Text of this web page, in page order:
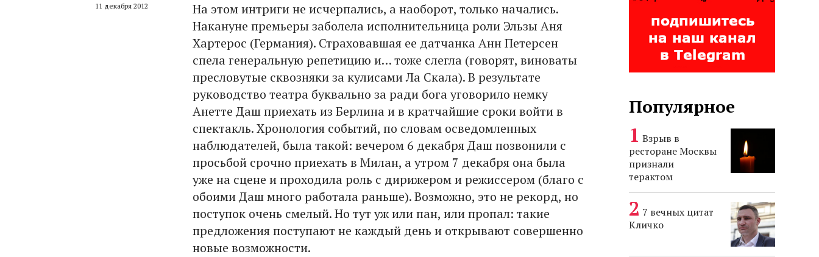
11 декабря 2012
На этом интриги не исчерпались, а наоборот, только начались.
Накануне премьеры заболела исполнительница роли Эльзы Аня
Хартерос (Германия). Страховавшая ее датчанка Анн Петерсен
спела генеральную репетицию и… тоже слегла (говорят, виноваты
пресловутые сквозняки за кулисами Ла Скала). В результате
руководство театра буквально за ради бога уговорило немку
Анетте Даш приехать из Берлина и в кратчайшие сроки войти в
спектакль. Хронология событий, по словам осведомленных
наблюдателей, была такой: вечером 6 декабря Даш позвонили с
просьбой срочно приехать в Милан, а утром 7 декабря она была
уже на сцене и проходила роль с дирижером и режиссером (благо с
обоими Даш много работала раньше). Возможно, это не рекорд, но
поступок очень смелый. Но тут уж или пан, или пропал: такие
предложения поступают не каждый день и открывают совершенно
новые возможности.
Популярное
Взрыв в
ресторане Москвы
признали
терактом
7 вечных цитат
Кличко